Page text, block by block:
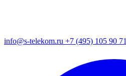
info@s-telekom.ru +7 (495) 105 90 71